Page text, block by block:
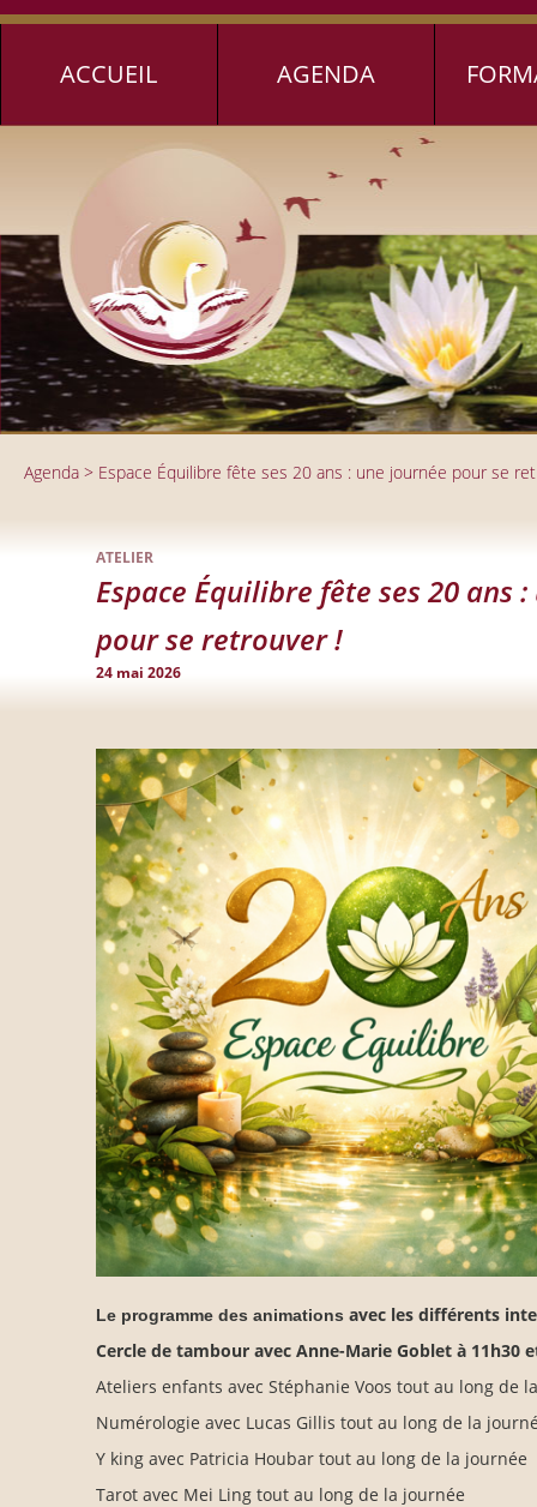
Jump to navigation
ACCUEIL AGENDA
Vous êtes ici
Agenda > Espace Équilibre fête ses 20 ans : une journée pour se
ATELIER
Espace Équilibre fête ses 20 ans
pour se retrouver !
24 mai 2026
Le programme des animations avec les différents
Cercle de tambour avec Anne-Marie Goblet à 11h30
Ateliers enfants avec Stéphanie Voos tout au long de
Numérologie avec Lucas Gillis tout au long de la
Y king avec Patricia Houbar tout au long de la journée
Tarot avec Mei Ling tout au long de la journée